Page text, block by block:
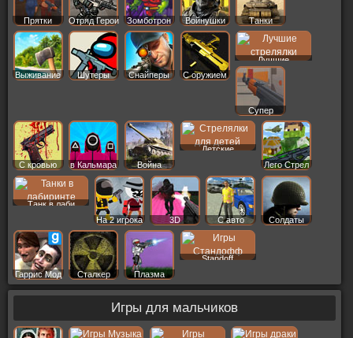
Прятки Отряд Герои Зомботрон Войнушки Танки
Выживание Шутеры Снайперы С оружием
Лучшие
Супер
С кровью в Кальмара Война
Детские
Лего Стрел
Танк в лаби
На 2 игрока
3D С авто Солдаты
Гаррис Мод Сталкер Плазма
Standoff
Игры для мальчиков